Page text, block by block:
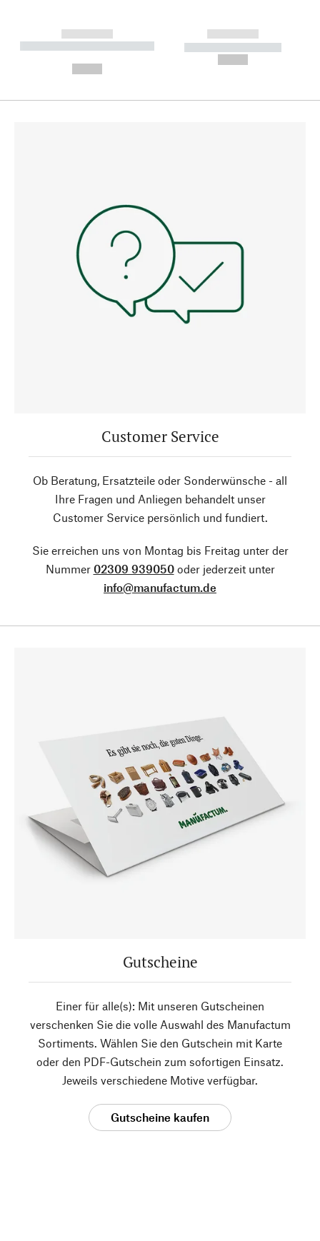
------------
----------- ----------- --------
------------
----------- -----------
Customer Service
Ob Beratung, Ersatzteile oder Sonderwünsche - all
Ihre Fragen und Anliegen behandelt unser
Customer Service persönlich und fundiert.
Sie erreichen uns von Montag bis Freitag unter der
Nummer 02309 939050oder jederzeit unter
info@manufactum.de
Gutscheine
Einer für alle(s): Mit unseren Gutscheinen
verschenken Sie die volle Auswahl des Manufactum
Sortiments. Wählen Sie den Gutschein mit Karte
oder den PDF-Gutschein zum sofortigen Einsatz.
Jeweils verschiedene Motive verfügbar.
Gutscheine kaufen